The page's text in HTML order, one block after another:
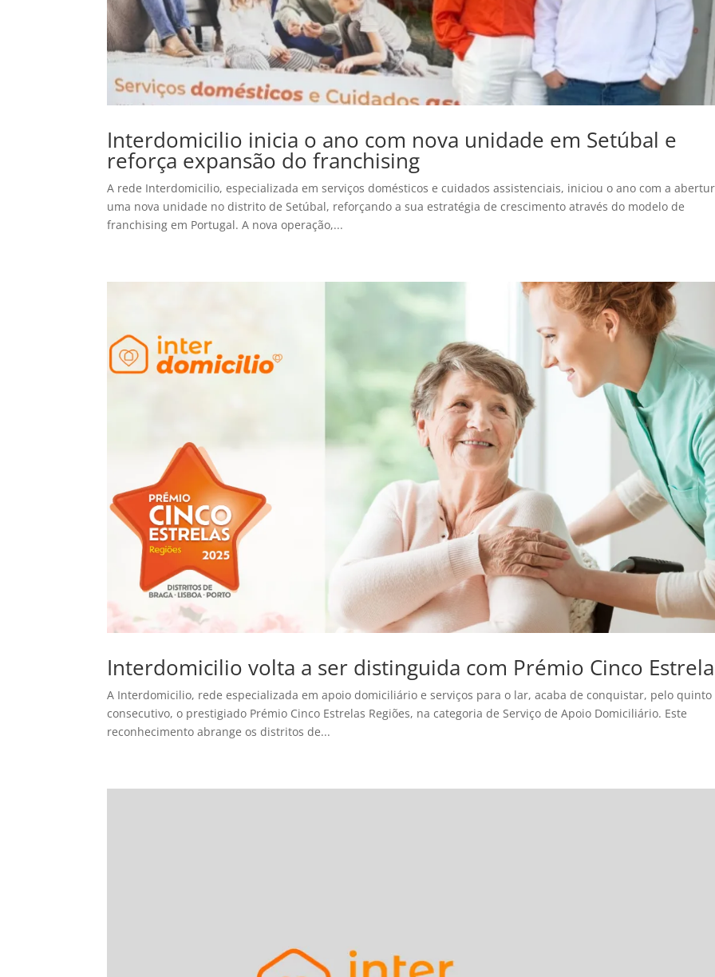
Interdomicilio inicia o ano com nova unidade em Setúbal e
reforça expansão do franchising
A rede Interdomicilio, especializada em serviços domésticos e cuidados assistenciais, iniciou o ano com a
uma nova unidade no distrito de Setúbal, reforçando a sua estratégia de crescimento através do modelo de
franchising em Portugal. A nova operação,...
Interdomicilio volta a ser distinguida com Prémio Cinco
A Interdomicilio, rede especializada em apoio domiciliário e serviços para o lar, acaba de conquistar, pelo quinto
consecutivo, o prestigiado Prémio Cinco Estrelas Regiões, na categoria de Serviço de Apoio Domiciliário. Este
reconhecimento abrange os distritos de...